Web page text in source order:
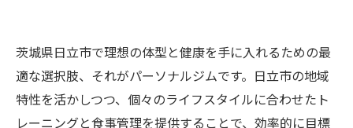
茨城県日立市で理想の体型と健康を手に入れるための最
適な選択肢、それがパーソナルジムです。日立市の地域
特性を活かしつつ、個々のライフスタイルに合わせたト
レーニングと食事管理を提供することで、効率的に目標